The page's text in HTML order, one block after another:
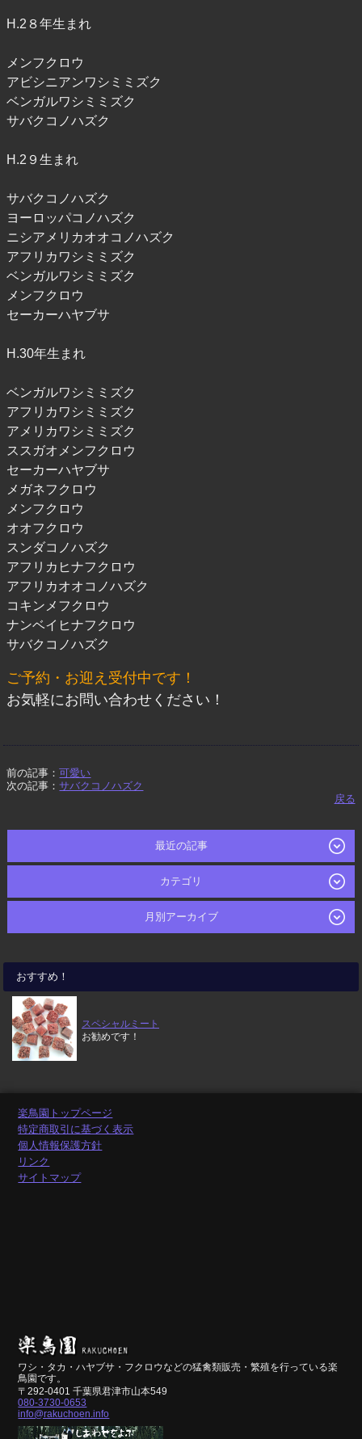
H.2８年生まれ
メンフクロウ
アビシニアンワシミミズク
ベンガルワシミミズク
サバクコノハズク
H.2９生まれ
サバクコノハズク
ヨーロッパコノハズク
ニシアメリカオオコノハズク
アフリカワシミミズク
ベンガルワシミミズク
メンフクロウ
セーカーハヤブサ
H.30年生まれ
ベンガルワシミミズク
アフリカワシミミズク
アメリカワシミミズク
ススガオメンフクロウ
セーカーハヤブサ
メガネフクロウ
メンフクロウ
オオフクロウ
スンダコノハズク
アフリカヒナフクロウ
アフリカオオコノハズク
コキンメフクロウ
ナンベイヒナフクロウ
サバクコノハズク
ご予約・お迎え受付中です！
お気軽にお問い合わせください！
前の記事：可愛い
次の記事：サバクコノハズク
戻る
最近の記事
カテゴリ
月別アーカイブ
おすすめ！
スペシャルミート
お勧めです！
楽鳥園トップページ
特定商取引に基づく表示
個人情報保護方針
リンク
サイトマップ
ワシ・タカ・ハヤブサ・フクロウなどの猛禽類販売・繁殖を行っている楽
鳥園です。
〒292-0401 千葉県君津市山本549
080-3730-0653
info@rakuchoen.info